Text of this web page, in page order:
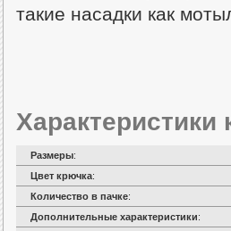
такие насадки как
Размеры:
Цвет крючка:
Количество в пачке:
Дополнительные характеристики: